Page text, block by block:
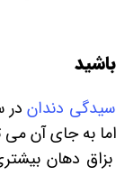
دنداندر
به جای آن
دهان